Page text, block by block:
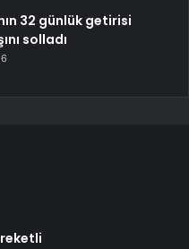
32 günlük getirisi
solladı